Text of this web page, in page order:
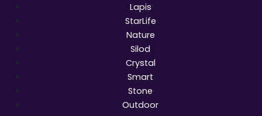
Lapis
StarLife
Nature
Silod
Crystal
Smart
Stone
Outdoor